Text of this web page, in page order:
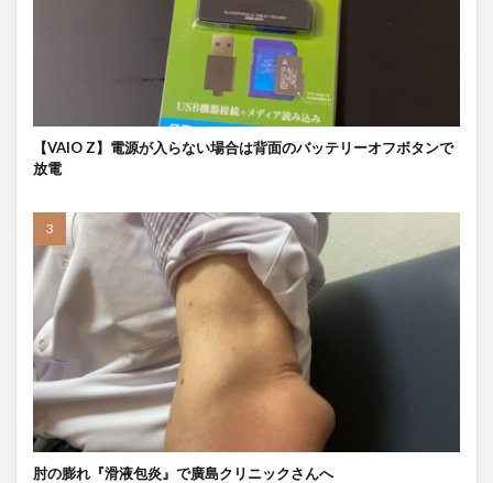
【VAIO Z】電源が入らない場合は背面のバッテリーオフボタンで
放電
肘の膨れ『滑液包炎』で廣島クリニックさんへ